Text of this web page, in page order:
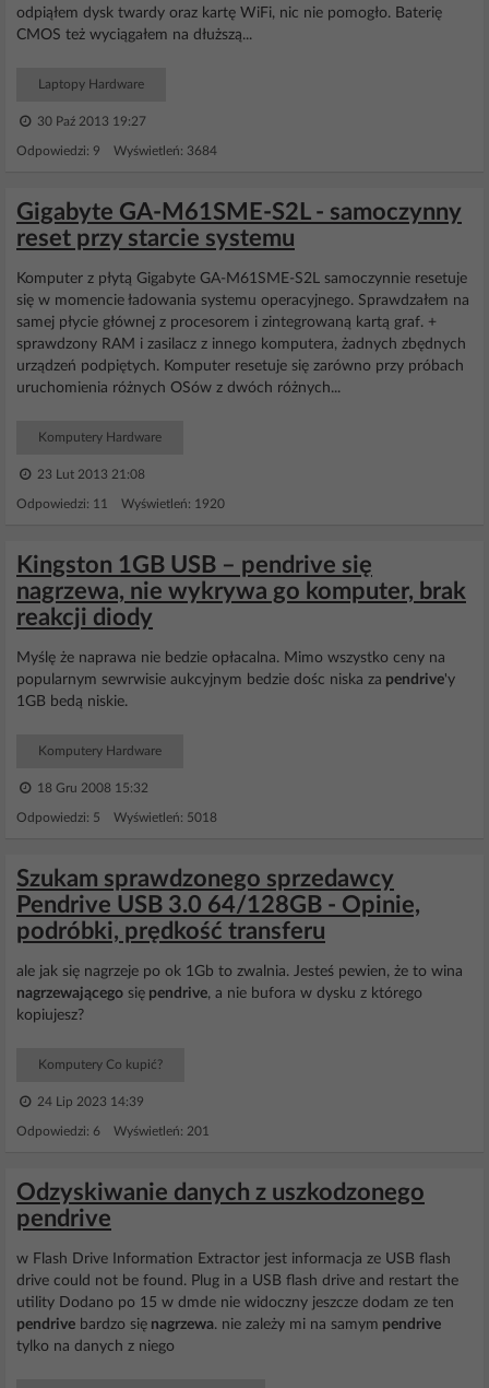
odpiąłem dysk twardy oraz kartę WiFi, nic nie pomogło. Baterię
CMOS też wyciągałem na dłuższą...
Laptopy Hardware
30 Paź 2013 19:27
Odpowiedzi: 9 Wyświetleń: 3684
Gigabyte GA-M61SME-S2L - samoczynny
reset przy starcie systemu
Komputer z płytą Gigabyte GA-M61SME-S2L samoczynnie resetuje
się w momencie ładowania systemu operacyjnego. Sprawdzałem na
samej płycie głównej z procesorem i zintegrowaną kartą graf. +
sprawdzony RAM i zasilacz z innego komputera, żadnych zbędnych
urządzeń podpiętych. Komputer resetuje się zarówno przy próbach
uruchomienia różnych OSów z dwóch różnych...
Komputery Hardware
23 Lut 2013 21:08
Odpowiedzi: 11 Wyświetleń: 1920
Kingston 1GB USB – pendrive się
nagrzewa, nie wykrywa go komputer, brak
reakcji diody
Myślę że naprawa nie bedzie opłacalna. Mimo wszystko ceny na
popularnym sewrwisie aukcyjnym bedzie dośc niska za pendrive'y
1GB bedą niskie.
Komputery Hardware
18 Gru 2008 15:32
Odpowiedzi: 5 Wyświetleń: 5018
Szukam sprawdzonego sprzedawcy
Pendrive USB 3.0 64/128GB - Opinie,
podróbki, prędkość transferu
ale jak się nagrzeje po ok 1Gb to zwalnia. Jesteś pewien, że to wina
nagrzewającego się pendrive, a nie bufora w dysku z którego
kopiujesz?
Komputery Co kupić?
24 Lip 2023 14:39
Odpowiedzi: 6 Wyświetleń: 201
Odzyskiwanie danych z uszkodzonego
pendrive
w Flash Drive Information Extractor jest informacja ze USB flash
drive could not be found. Plug in a USB flash drive and restart the
utility Dodano po 15 w dmde nie widoczny jeszcze dodam ze ten
pendrive bardzo się nagrzewa. nie zależy mi na samym pendrive
tylko na danych z niego